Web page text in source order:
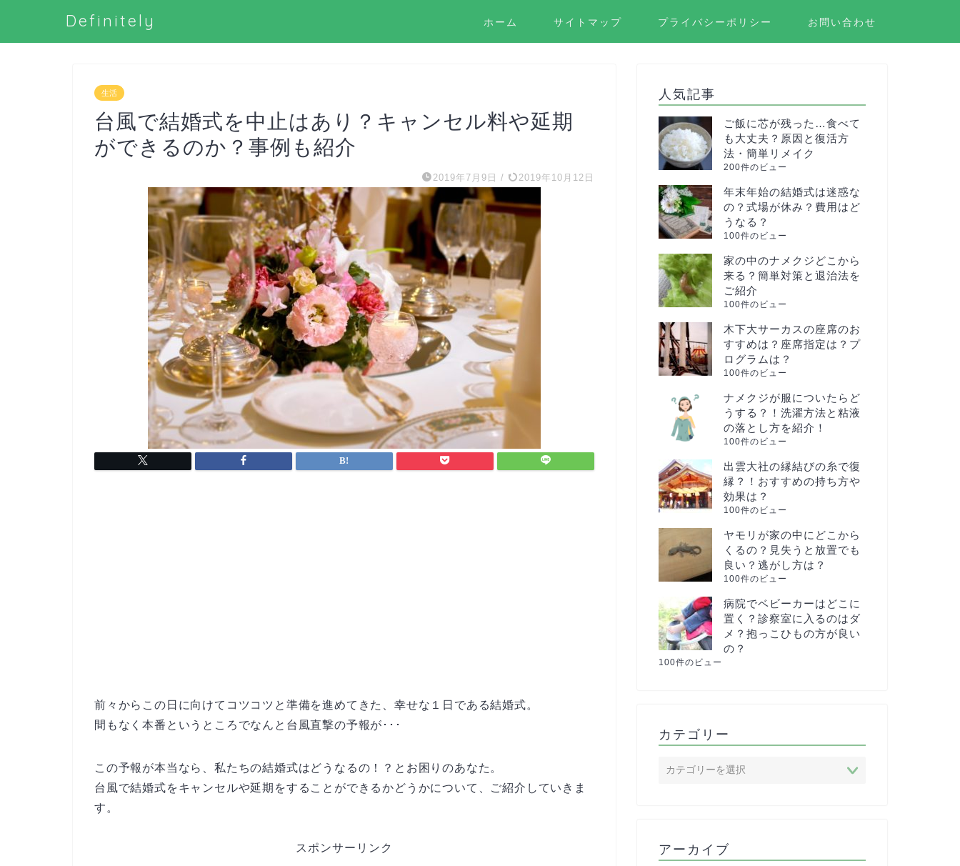
Definitely ホーム サイトマップ プライバシーポリシー お問い合わせ
生活
台風で結婚式を中止はあり？キャンセル料や延期
ができるのか？事例も紹介
2019年7月9日 / 2019年10月12日
前々からこの日に向けてコツコツと準備を進めてきた、幸せな１日である結婚式。
間もなく本番というところでなんと台風直撃の予報が･･･
この予報が本当なら、私たちの結婚式はどうなるの！？とお困りのあなた。
台風で結婚式をキャンセルや延期をすることができるかどうかについて、ご紹介していきま
す。
スポンサーリンク
人気記事
ご飯に芯が残った…食べて
も大丈夫？原因と復活方
法・簡単リメイク
200件のビュー
年末年始の結婚式は迷惑な
の？式場が休み？費用はど
うなる？
100件のビュー
家の中のナメクジどこから
来る？簡単対策と退治法を
ご紹介
100件のビュー
木下大サーカスの座席のお
すすめは？座席指定は？プ
ログラムは？
100件のビュー
ナメクジが服についたらど
うする？！洗濯方法と粘液
の落とし方を紹介！
100件のビュー
出雲大社の縁結びの糸で復
縁？！おすすめの持ち方や
効果は？
100件のビュー
ヤモリが家の中にどこから
くるの？見失うと放置でも
良い？逃がし方は？
100件のビュー
病院でベビーカーはどこに
置く？診察室に入るのはダ
メ？抱っこひもの方が良い
の？
100件のビュー
カテゴリー
アーカイブ